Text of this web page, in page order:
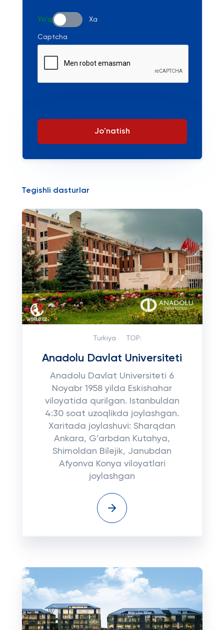
Yo'q Xa
Captcha
Jo'natish
Tegishli dasturlar
Turkiya TOP:
Anadolu Davlat Universiteti
Anadolu Davlat Universiteti 6
Noyabr 1958 yilda Eskishahar
viloyatida qurilgan. Istanbuldan
4:30 soat uzoqlikda joylashgan.
Xaritada joylashuvi: Sharqdan
Ankara, G’arbdan Kutahya,
Shimoldan Bilejik, Janubdan
Afyonva Konya viloyatlari
joylashgan